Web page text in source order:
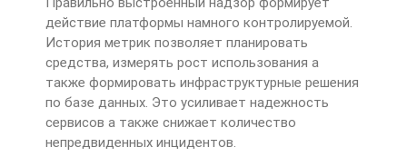
действие платформы намного контролируемой.
История метрик позволяет планировать
средства, измерять рост использования а
также формировать инфраструктурные решения
по базе данных. Это усиливает надежность
сервисов а также снижает количество
непредвиденных инцидентов.